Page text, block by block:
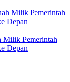
Milik Pemerintah
Depan